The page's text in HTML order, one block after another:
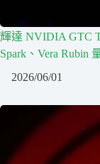
輝達 NVIDIA GTC
Spark、Vera Rubin
2026/06/01